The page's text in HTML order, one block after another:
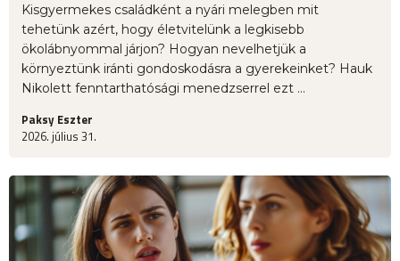
Kisgyermekes családként a nyári melegben mit
tehetünk azért, hogy életvitelünk a legkisebb
ökolábnyommal járjon? Hogyan nevelhetjük a
környeztünk iránti gondoskodásra a gyerekeinket? Hauk
Nikolett fenntarthatósági menedzserrel ezt ...
Paksy Eszter
2026. július 31.